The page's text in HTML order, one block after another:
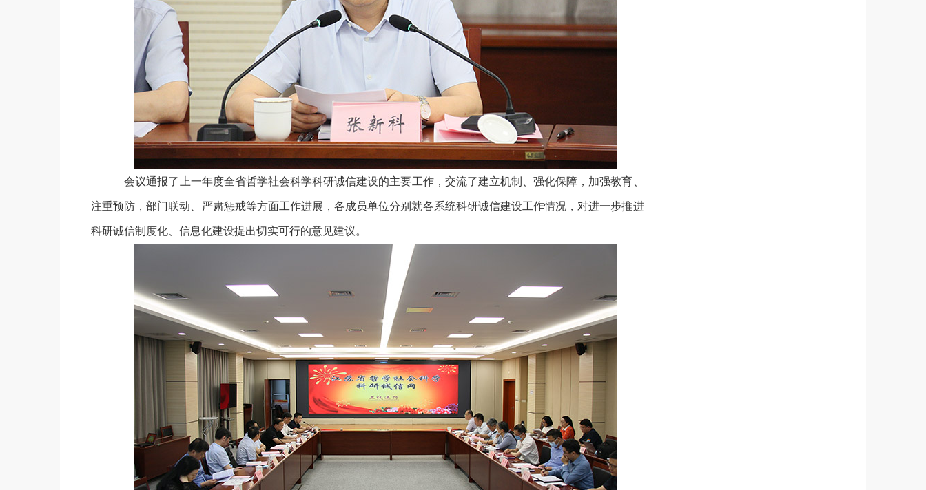
会议通报了上一年度全省哲学社会科学科研诚信建设的主要工作，交流了建立机制、强化保障，加强教育、
注重预防，部门联动、严肃惩戒等方面工作进展，各成员单位分别就各系统科研诚信建设工作情况，对进一步推进
科研诚信制度化、信息化建设提出切实可行的意见建议。